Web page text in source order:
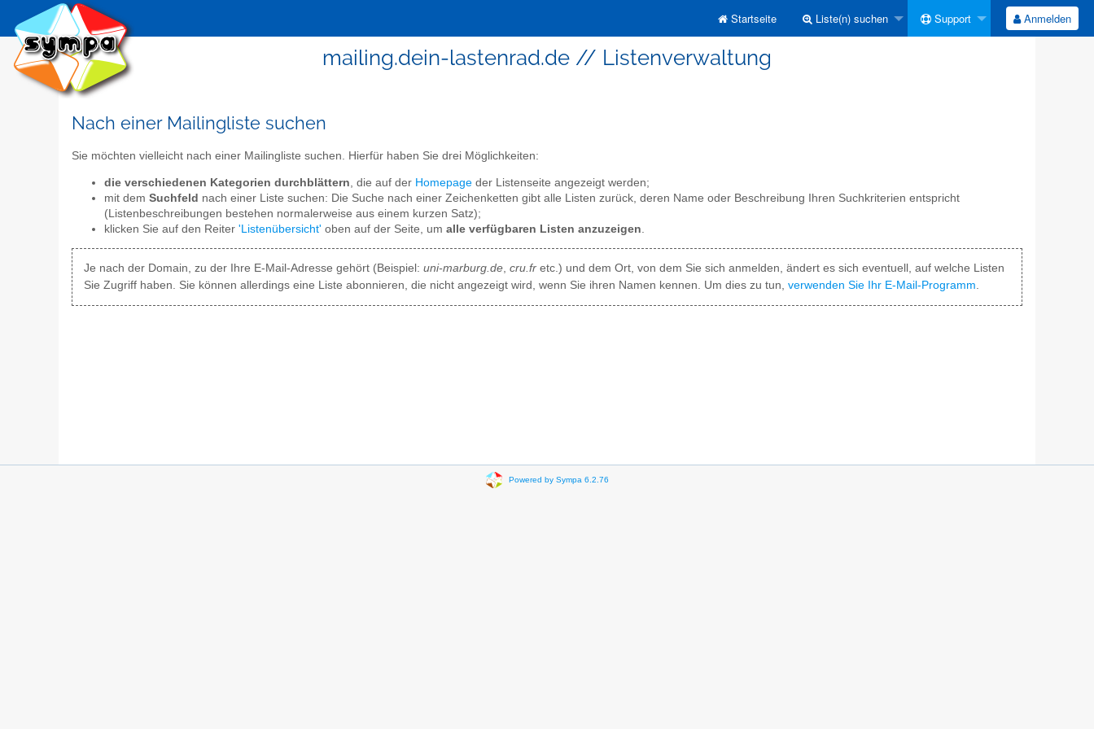
Startseite Liste(n) suchen Support Anmelden
mailing.dein-lastenrad.de // Listenverwaltung
Nach einer Mailingliste suchen
Sie möchten vielleicht nach einer Mailingliste suchen. Hierfür haben Sie drei Möglichkeiten:
die verschiedenen Kategorien durchblättern, die auf der Homepage der Listenseite angezeigt werden;
mit dem Suchfeld nach einer Liste suchen: Die Suche nach einer Zeichenketten gibt alle Listen zurück, deren Name oder Beschreibung Ihren Suchkriterien entspricht
(Listenbeschreibungen bestehen normalerweise aus einem kurzen Satz);
klicken Sie auf den Reiter 'Listenübersicht' oben auf der Seite, um alle verfügbaren Listen anzuzeigen.
Je nach der Domain, zu der Ihre E-Mail-Adresse gehört (Beispiel: uni-marburg.de, cru.fretc.) und dem Ort, von dem Sie sich anmelden, ändert es sich eventuell, auf welche Listen
Sie Zugriff haben. Sie können allerdings eine Liste abonnieren, die nicht angezeigt wird, wenn Sie ihren Namen kennen. Um dies zu tun, verwenden Sie Ihr E-Mail-Programm.
Powered by Sympa 6.2.76